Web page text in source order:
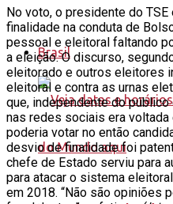
Brasil
No voto, o presidente do
finalidade na conduta de
pessoal e eleitoral faltando
a eleição. O discurso,
eleitorado e outros eleitores
eleitoral e contra as urnas
que, independente do
nas redes sociais era
poderia votar no então
desvio de finalidade foi
chefe de Estado serviu para
para atacar o sistema
em 2018. “Não são opiniões